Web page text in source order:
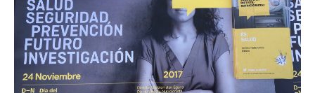
RECURSOS
TRANSPARENCIA